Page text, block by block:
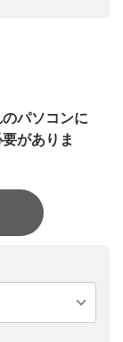
パソコンに
がありま